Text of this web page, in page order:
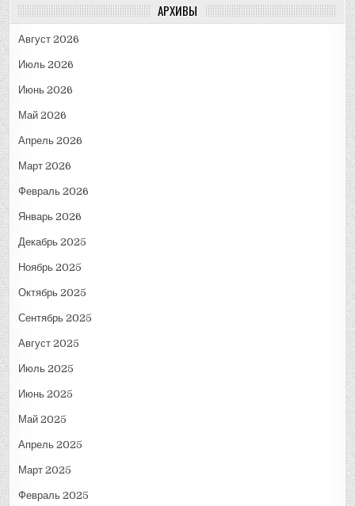
АРХИВЫ
Август 2026
Июль 2026
Июнь 2026
Май 2026
Апрель 2026
Март 2026
Февраль 2026
Январь 2026
Декабрь 2025
Ноябрь 2025
Октябрь 2025
Сентябрь 2025
Август 2025
Июль 2025
Июнь 2025
Май 2025
Апрель 2025
Март 2025
Февраль 2025